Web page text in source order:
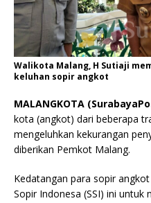
Walikota Malang, H Sutiaji
keluhan sopir angkot
MALANGKOTA
kota (angkot) dari beberapa
mengeluhkan kekurangan
diberikan Pemkot Malang.
Kedatangan para sopir
Sopir Indonesa (SSI) ini untuk